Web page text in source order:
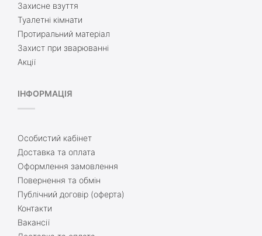
Захисне взуття
Туалетні кімнати
Протиральний матеріал
Захист при зварюванні
Акції
ІНФОРМАЦІЯ
Особистий кабінет
Доставка та оплата
Оформлення замовлення
Повернення та обмін
Публічний договір (оферта)
Контакти
Вакансії